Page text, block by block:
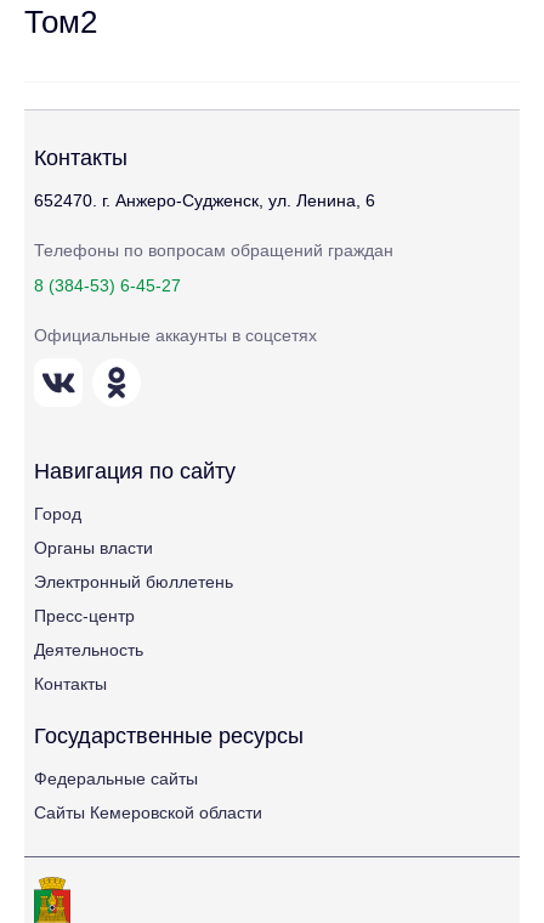
Том2
Контакты
652470. г. Анжеро-Судженск, ул. Ленина, 6
Телефоны по вопросам обращений граждан
8 (384-53) 6-45-27
Официальные аккаунты в соцсетях
Навигация по сайту
Город
Органы власти
Электронный бюллетень
Пресс-центр
Деятельность
Контакты
Государственные ресурсы
Федеральные сайты
Сайты Кемеровской области